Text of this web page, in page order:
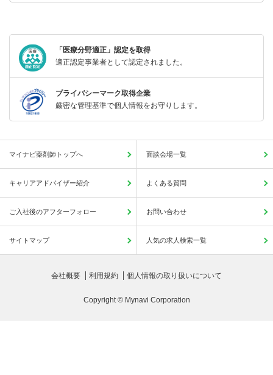
「医療分野適正」認定を取得
適正認定事業者として認定されました。
プライバシーマーク取得企業
厳密な管理基準で個人情報をお守りします。
マイナビ薬剤師トップへ 面談会場一覧
キャリアアドバイザー紹介 よくある質問
ご入社後のアフターフォロー お問い合わせ
サイトマップ 人気の求人検索一覧
会社概要 利用規約 個人情報の取り扱いについて
Copyright © Mynavi Corporation